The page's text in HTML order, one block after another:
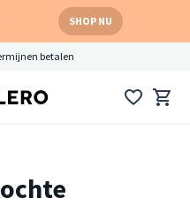
SHOP NU
betalen